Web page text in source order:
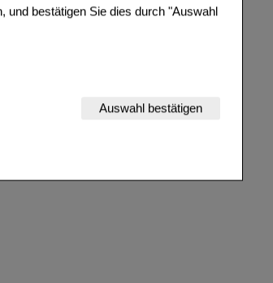
und bestätigen Sie dies durch "Auswahl
unserer Website
nicht verzichtet werden kann.
zu gestalten,
bevorzugte Verhaltensweisen (z.B.
den Inhalt auf unserer Website aber
beachten Sie, dass Daten hierfür
Auswahl bestätigen